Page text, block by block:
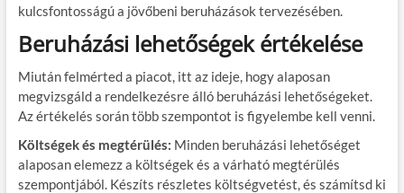
kulcsfontosságú a jövőbeni beruházások tervezésében.
Beruházási lehetőségek értékelése
Miután felmérted a piacot, itt az ideje, hogy alaposan
megvizsgáld a rendelkezésre álló beruházási lehetőségeket.
Az értékelés során több szempontot is figyelembe kell venni.
Költségek és megtérülés: Minden beruházási lehetőséget
alaposan elemezz a költségek és a várható megtérülés
szempontjából. Készíts részletes költségvetést, és számítsd ki